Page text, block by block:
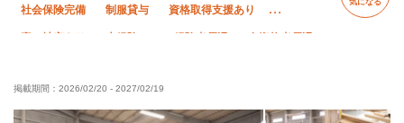
社会保険完備 制服貸与 資格取得支援あり
寮・社宅あり 未経験OK 経験者優遇 有資格者優遇
年末年始休暇 転勤なし
気になる
掲載期間： 2026/02/20 - 2027/02/19